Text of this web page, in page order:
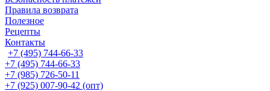
Правила возврата
Полезное
Рецепты
Контакты
+7 (495) 744-66-33
+7 (495) 744-66-33
+7 (985) 726-50-11
+7 (925) 007-90-42 (опт)